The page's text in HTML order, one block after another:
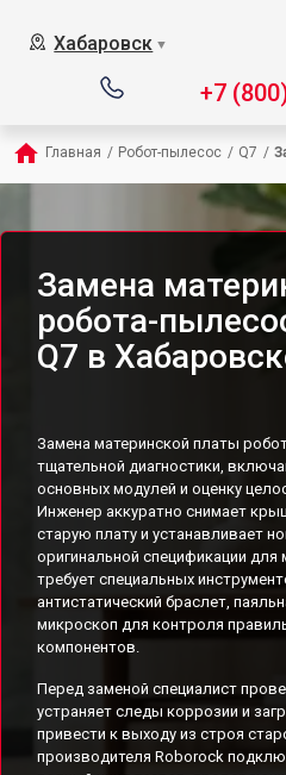
Хабаровск ▼
+7
Главная / Робот-пылесос / Q7 /
Замена
робота-
Q7 в
Замена материнской платы
тщательной диагностики,
основных модулей и оценку
Инженер аккуратно снимает
старую плату и устанавливает
оригинальной спецификации
требует специальных
антистатический браслет,
микроскоп для контроля
компонентов.
Перед заменой специалист
устраняет следы коррозии и
привести к выходу из строя
производителя Roborock